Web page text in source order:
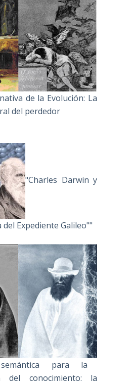
de la Evolución: La
del perdedor
"Charles Darwin y
Expediente Galileo""
semántica para la
del conocimiento: la